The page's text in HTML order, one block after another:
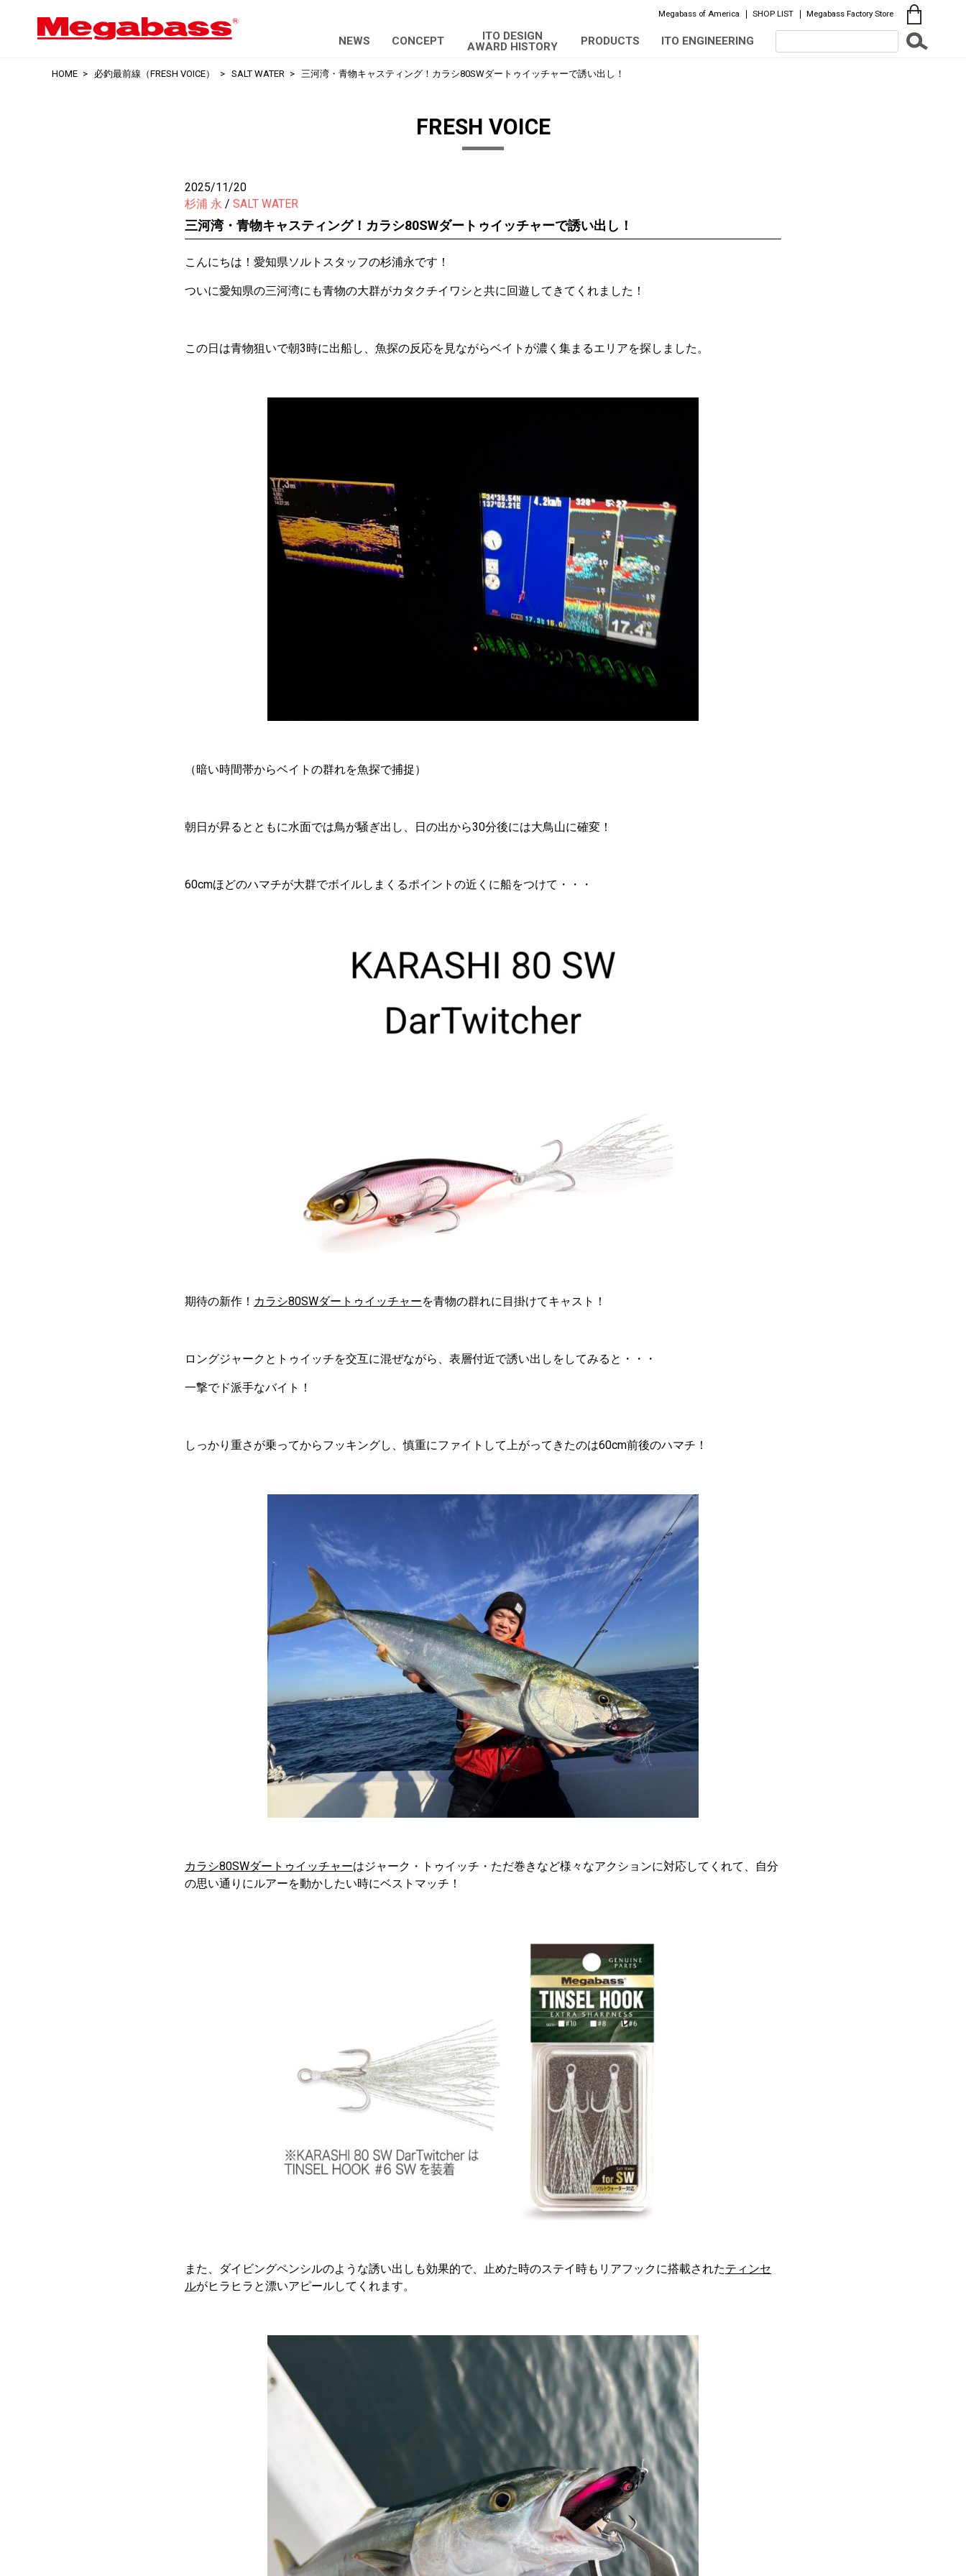
Megabass of America SHOP LIST Megabass Factory Store
NEWS CONCEPT
ITO DESIGN
AWARD HISTORY
PRODUCTS ITO ENGINEERING
HOME 必釣最前線（FRESH VOICE） SALT WATER 三河湾・青物キャスティング！カラシ80SWダートゥイッチャーで誘い出し！
FRESH VOICE
2025/11/20
杉浦 永
SALT WATER
三河湾・青物キャスティング！カラシ80SWダートゥイッチャーで誘い出し！
こんにちは！愛知県ソルトスタッフの杉浦永です！
ついに愛知県の三河湾にも青物の大群がカタクチイワシと共に回遊してきてくれました！
この日は青物狙いで朝3時に出船し、魚探の反応を見ながらベイトが濃く集まるエリアを探しました。
（暗い時間帯からベイトの群れを魚探で捕捉）
朝日が昇るとともに水面では鳥が騒ぎ出し、日の出から30分後には大鳥山に確変！
60cmほどのハマチが大群でボイルしまくるポイントの近くに船をつけて・・・
期待の新作！ カラシ80SWダートゥイッチャーを青物の群れに目掛けてキャスト！
ロングジャークとトゥイッチを交互に混ぜながら、表層付近で誘い出しをしてみると・・・
一撃でド派手なバイト！
しっかり重さが乗ってからフッキングし、慎重にファイトして上がってきたのは60cm前後のハマチ！
カラシ80SWダートゥイッチャーはジャーク・トゥイッチ・ただ巻きなど様々なアクションに対応してくれて、自分
の思い通りにルアーを動かしたい時にベストマッチ！
また、ダイビングペンシルのような誘い出しも効果的で、止めた時のステイ時もリアフックに搭載されたティンセ
ルがヒラヒラと漂いアピールしてくれます。